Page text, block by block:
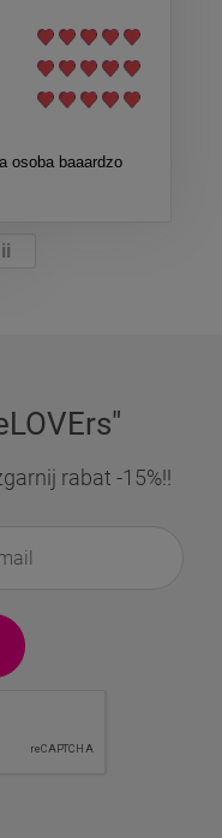
osoba baaardzo
rabat -15%!!